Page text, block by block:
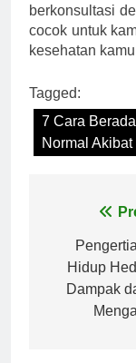
berkonsultasi
cocok untuk
kesehatan
Tagged:
7 Cara
Normal
Hidup
Dampak